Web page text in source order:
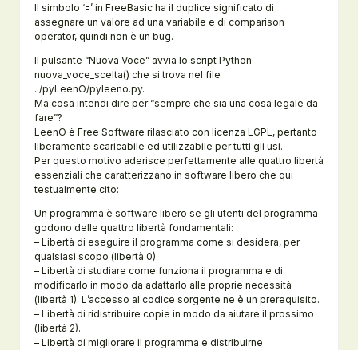
Il simbolo ‘=’ in FreeBasic ha il duplice significato di
assegnare un valore ad una variabile e di comparison
operator, quindi non è un bug.
Il pulsante “Nuova Voce” avvia lo script Python
nuova_voce_scelta() che si trova nel file
../pyLeenO/pyleeno.py.
Ma cosa intendi dire per “sempre che sia una cosa legale da
fare”?
LeenO è Free Software rilasciato con licenza LGPL, pertanto
liberamente scaricabile ed utilizzabile per tutti gli usi.
Per questo motivo aderisce perfettamente alle quattro libertà
essenziali che caratterizzano in software libero che qui
testualmente cito:
Un programma è software libero se gli utenti del programma
godono delle quattro libertà fondamentali:
– Libertà di eseguire il programma come si desidera, per
qualsiasi scopo (libertà 0).
– Libertà di studiare come funziona il programma e di
modificarlo in modo da adattarlo alle proprie necessità
(libertà 1). L’accesso al codice sorgente ne è un prerequisito.
– Libertà di ridistribuire copie in modo da aiutare il prossimo
(libertà 2).
– Libertà di migliorare il programma e distribuirne